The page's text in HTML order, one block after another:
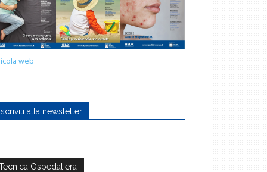
web
alla newsletter
Ospedaliera